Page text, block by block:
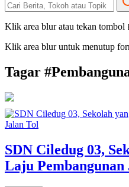
Klik area blur atau tekan tombol
Klik area blur untuk menutup
Tagar #
SDN Ciledug 03,
Laju Pembangunan